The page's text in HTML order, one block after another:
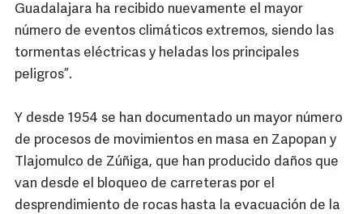
Guadalajara ha recibido nuevamente el mayor
número de eventos climáticos extremos, siendo las
tormentas eléctricas y heladas los principales
peligros”.
Y desde 1954 se han documentado un mayor número
de procesos de movimientos en masa en Zapopan y
Tlajomulco de Zúñiga, que han producido daños que
van desde el bloqueo de carreteras por el
desprendimiento de rocas hasta la evacuación de la